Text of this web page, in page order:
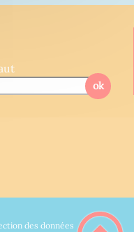
ok
des données